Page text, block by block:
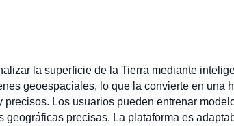
la superficie de la Tierra mediante
geoespaciales, lo que la convierte en una
Los usuarios pueden entrenar
precisas. La plataforma es